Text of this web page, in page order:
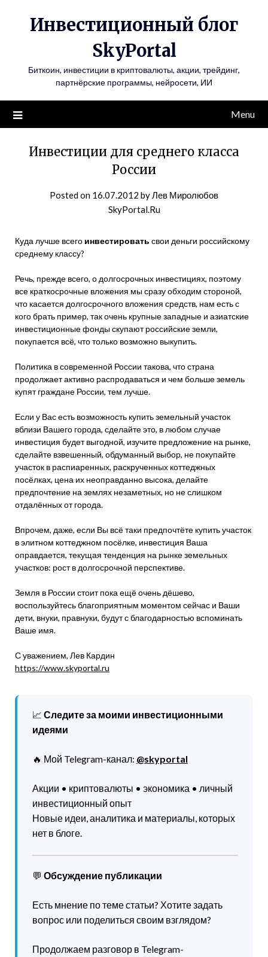
Инвестиционный блог
SkyPortal
Биткоин, инвестиции в криптовалюты, акции, трейдинг,
партнёрские программы, нейросети, ИИ
Menu
Инвестиции для среднего класса
России
Posted on 16.07.2012 byЛев Миролюбов
SkyPortal.Ru
Куда лучше всего инвестировать свои деньги российскому
среднему классу?
Речь, прежде всего, о долгосрочных инвестициях, поэтому
все краткосрочные вложения мы сразу обходим стороной,
что касается долгосрочного вложения средств, нам есть с
кого брать пример, так очень крупные западные и азиатские
инвестиционные фонды скупают российские земли,
покупается всё, что только возможно выкупить.
Политика в современной России такова, что страна
продолжает активно распродаваться и чем больше земель
купят граждане России, тем лучше.
Если у Вас есть возможность купить земельный участок
вблизи Вашего города, сделайте это, в любом случае
инвестиция будет выгодной, изучите предложение на рынке,
сделайте взвешенный, обдуманный выбор, не покупайте
участок в распиаренных, раскрученных коттеджных
посёлках, цена их неоправданно высока, делайте
предпочтение на землях незаметных, но не слишком
отдалённых от города.
Впрочем, даже, если Вы всё таки предпочтёте купить участок
в элитном коттеджном посёлке, инвестиция Ваша
оправдается, текущая тенденция на рынке земельных
участков: рост в долгосрочной перспективе.
Земля в России стоит пока ещё очень дёшево,
воспользуйтесь благоприятным моментом сейчас и Ваши
дети, внуки, правнуки, будут с благодарностью вспоминать
Ваше имя.
С уважением, Лев Кардин
https://www.skyportal.ru
📈 Следите за моими инвестиционными
идеями
🔥 Мой Telegram-канал: @skyportal
Акции • криптовалюты • экономика • личный
инвестиционный опыт
Новые идеи, аналитика и материалы, которых
нет в блоге.
💬 Обсуждение публикации
Есть мнение по теме статьи? Хотите задать
вопрос или поделиться своим взглядом?
Продолжаем разговор в Telegram-